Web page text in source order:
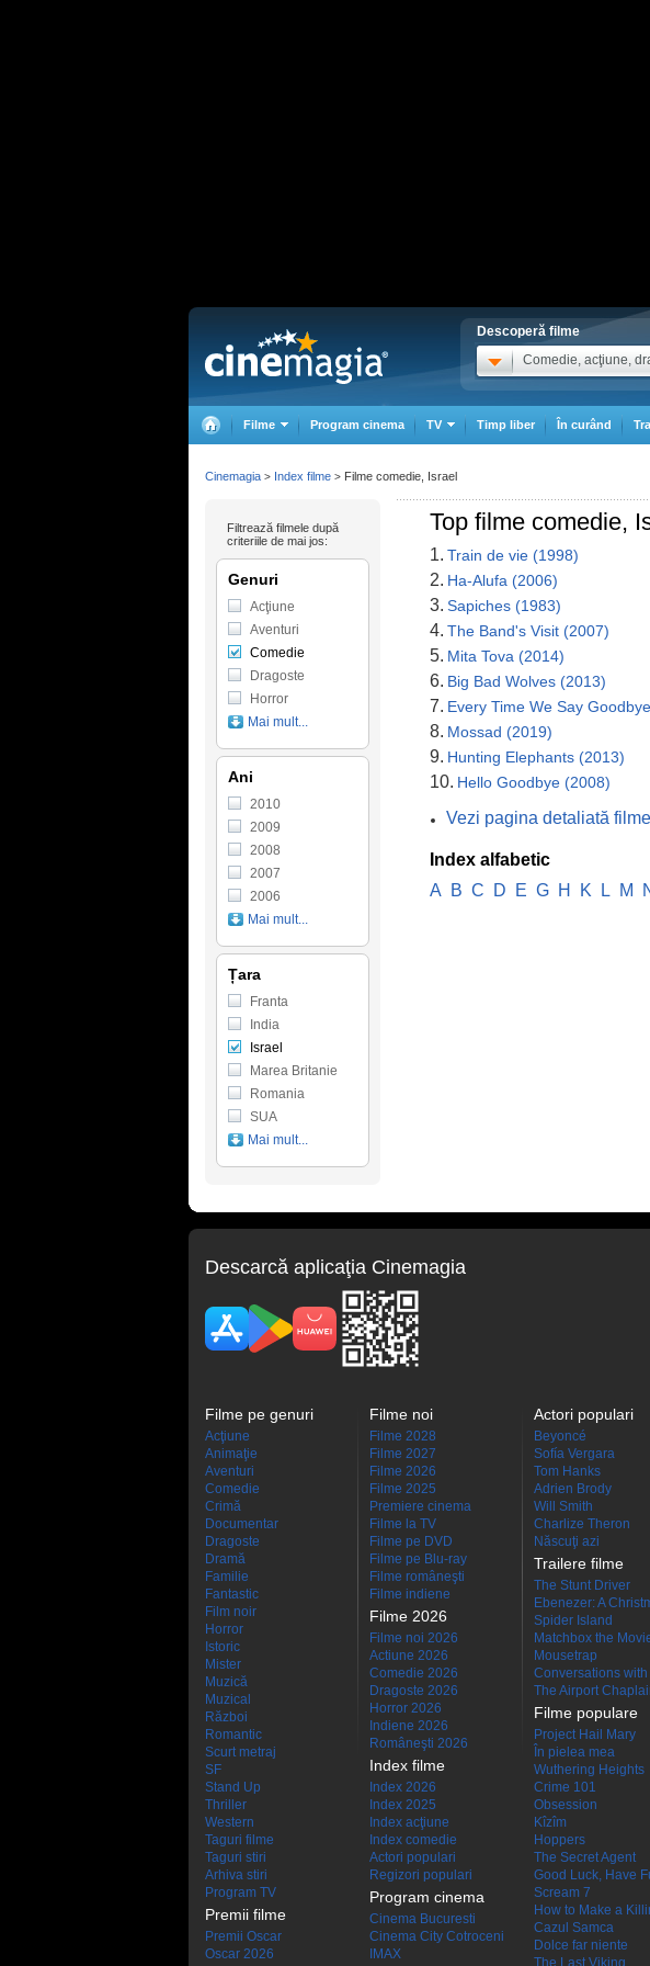
Descoperă filme
Comedie, acţiune,
Filme Program cinema TV Timp liber În curând
Top filme comedie,
1. Train de vie (1998)
2. Ha-Alufa (2006)
3. Sapiches (1983)
4. The Band's Visit (2007)
5. Mita Tova (2014)
6. Big Bad Wolves (2013)
7. Every Time We Say
8. Mossad (2019)
9. Hunting Elephants (2013)
10. Hello Goodbye (2008)
Vezi pagina detaliată
Index alfabetic
A
B C D E G H K L M
Filtrează filmele după
criteriile de mai jos:
Genuri
Acţiune
Aventuri
Comedie
Dragoste
Horror
Mai mult...
Ani
2010
2009
2008
2007
2006
Mai mult...
Țara
Franta
India
Israel
Marea Britanie
Romania
SUA
Mai mult...
Cinemagia > Index filme > Filme comedie, Israel
Descarcă aplicaţia Cinemagia
Filme pe genuri
Acţiune
Animaţie
Aventuri
Comedie
Crimă
Documentar
Dragoste
Dramă
Familie
Fantastic
Film noir
Horror
Istoric
Mister
Muzică
Muzical
Război
Romantic
Scurt metraj
SF
Stand Up
Thriller
Western
Taguri filme
Taguri stiri
Arhiva stiri
Program TV
Premii filme
Premii Oscar
Oscar 2026
Filme noi
Filme 2028
Filme 2027
Filme 2026
Filme 2025
Premiere cinema
Filme la TV
Filme pe DVD
Filme pe Blu-ray
Filme româneşti
Filme indiene
Filme 2026
Filme noi 2026
Actiune 2026
Comedie 2026
Dragoste 2026
Horror 2026
Indiene 2026
Româneşti 2026
Index filme
Index 2026
Index 2025
Index acţiune
Index comedie
Actori populari
Regizori populari
Program cinema
Cinema Bucuresti
Cinema City Cotroceni
IMAX
Actori populari
Beyoncé
Sofía Vergara
Tom Hanks
Adrien Brody
Will Smith
Charlize Theron
Născuţi azi
Trailere filme
The Stunt Driver
Ebenezer: A
Spider Island
Matchbox the
Mousetrap
Conversations
The Airport
Filme populare
Project Hail Mary
În pielea mea
Wuthering Heights
Crime 101
Obsession
Kîzîm
Hoppers
The Secret Agent
Good Luck, Have
Scream 7
How to Make a
Cazul Samca
Dolce far niente
The Last Viking